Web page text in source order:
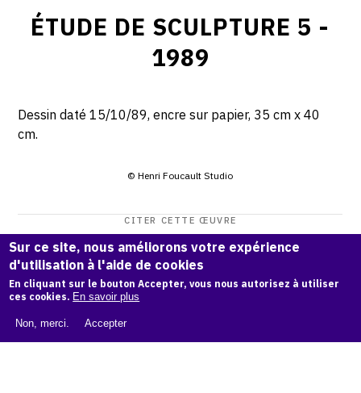
ÉTUDE DE SCULPTURE 5 -
1989
Dessin daté 15/10/89, encre sur papier, 35 cm x 40
cm.
© Henri Foucault Studio
CITER CETTE ŒUVRE
Henri Foucault,Étude de sculpture 5 - 1989.
Catalogue raisonné Henri Foucault
cf
Sur ce site, nous améliorons votre expérience
d'utilisation à l'aide de cookies
En cliquant sur le bouton Accepter, vous nous autorisez à utiliser
ces cookies. En savoir plus
Non, merci. Accepter